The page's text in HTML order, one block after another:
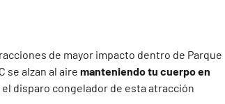
de mayor impacto dentro de Parque
se alzan al aire manteniendo tu cuerpo en
disparo congelador de esta atracción